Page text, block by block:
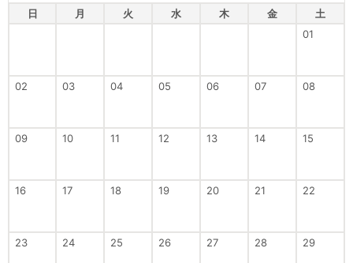
日
月 火 水 木 金
土
01
02 03 04 05 06 07 08
09 10 11 12 13 14 15
16 17 18 19 20 21 22
23 24 25 26 27 28 29